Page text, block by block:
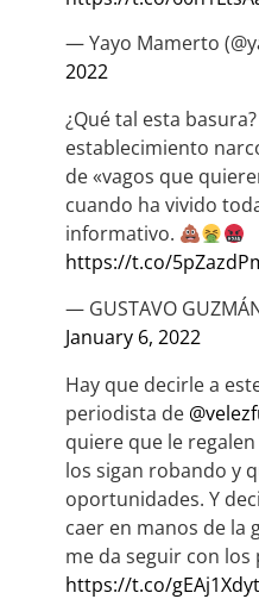
— Yayo Mamerto
2022
¿Qué tal esta
establecimiento
de «vagos que
cuando ha vivido
informativo.
https://t.co/
— GUSTAVO
January 6, 2022
Hay que decirle a
periodista de
quiere que le
los sigan robando y
oportunidades. Y
caer en manos de la
me da seguir con
https://t.co/